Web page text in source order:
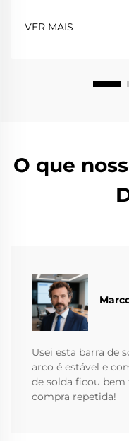
VER MAIS
O que
Usei esta barra de
arco é estável e
de solda ficou
compra repetida!